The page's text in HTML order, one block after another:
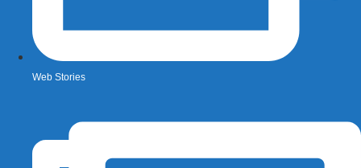
Web Stories